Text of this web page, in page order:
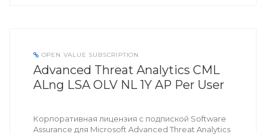
OPEN VALUE SUBSCRIPTION
Advanced Threat Analytics CML
ALng LSA OLV NL 1Y AP Per User
Корпоративная лицензия с подпиской Software
Assurance для Microsoft Advanced Threat Analytics